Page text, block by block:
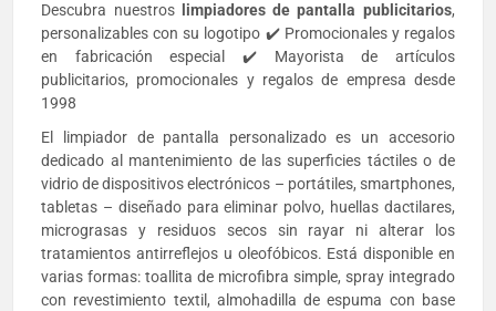
Descubra nuestros limpiadores de pantalla publicitarios,
personalizables con su logotipo ✔️ Promocionales y regalos
en fabricación especial ✔️ Mayorista de artículos
publicitarios, promocionales y regalos de empresa desde
1998
El limpiador de pantalla personalizado es un accesorio
dedicado al mantenimiento de las superficies táctiles o de
vidrio de dispositivos electrónicos – portátiles, smartphones,
tabletas – diseñado para eliminar polvo, huellas dactilares,
micrograsas y residuos secos sin rayar ni alterar los
tratamientos antirreflejos u oleofóbicos. Está disponible en
varias formas: toallita de microfibra simple, spray integrado
con revestimiento textil, almohadilla de espuma con base